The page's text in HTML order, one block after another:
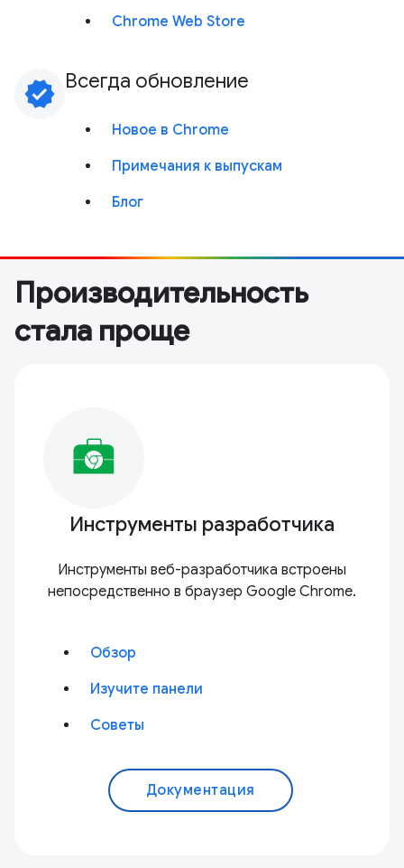
Chrome Web Store
verified Всегда обновление
Новое в Chrome
Примечания к выпускам
Блог
Производительность
стала проще
Инструменты разработчика
Инструменты веб-разработчика встроены
непосредственно в браузер Google Chrome.
Обзор
Изучите панели
Советы
Документация